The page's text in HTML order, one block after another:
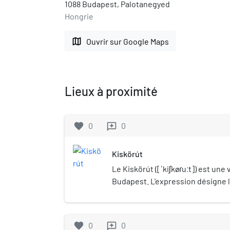
1088 Budapest, Palotanegyed
Hongrie
map Ouvrir sur Google Maps
Lieux à proximité
favorite 0 reviews 0
Kiskörút
Le Kiskörút ([ˈkiʃkøɾuːt]) est
Budapest. L'expression
entre Deák Ferenc tér et le
favorite 0 reviews 0